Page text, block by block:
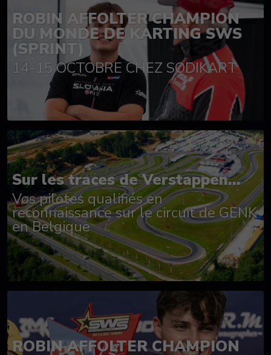
ROBIN AFFOLTER CHAMPION
DU MONDE DE KARTING SWS
(SPRINT)
14-15 OCTOBRE CHEZ SODIKART
Sur les traces de Verstappen...
Vos pilotes qualifiés en
reconnaissance sur le circuit de GENK
en Belgique
ROBIN AFFOLTER CHAMPION